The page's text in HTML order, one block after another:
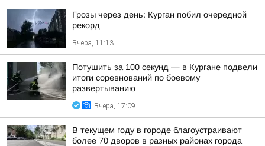
Грозы через день: Курган побил очередной
рекорд
Вчера, 11:13
Потушить за 100 секунд — в Кургане подвели
итоги соревнований по боевому
развертыванию
Вчера, 17:09
В текущем году в городе благоустраивают
более 70 дворов в разных районах города